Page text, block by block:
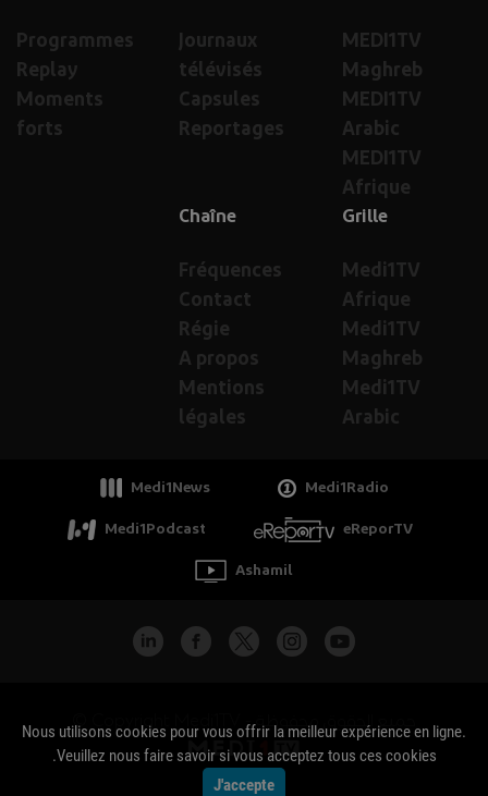
MEDI1TV
Maghreb
MEDI1TV
Arabic
MEDI1TV
Afrique
Journaux
télévisés
Capsules
Reportages
Programmes
Replay
Moments
forts
Grille
Medi1TV
Afrique
Medi1TV
Maghreb
Medi1TV
Arabic
Chaîne
Fréquences
Contact
Régie
A propos
Mentions
légales
Medi1News Medi1Radio
Medi1Podcast eReporTV
Ashamil
جميع الحقوق محفوظة - Copyright Medi1TV ©
Nous utilisons cookies pour vous offrir la meilleur expérience en ligne.
Veuillez nous faire savoir si vous acceptez tous ces cookies.
J'accepte